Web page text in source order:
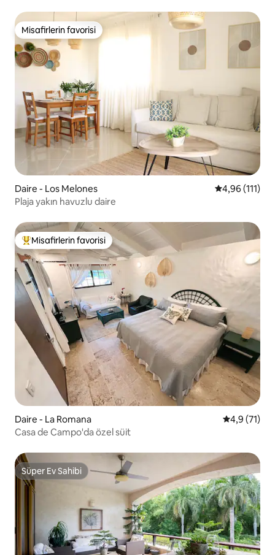
Misafirlerin favorisi
Misafirlerin favorisi
Daire - Los Melones 5 üzerinden
4,96 (111)
Plaja yakın havuzlu daire
Misafirlerin favorilerinden en beğenilenler arasında
Misafirlerin favorisi
Daire - La Romana 54,9 (71)
Casa de Campo'da özel süit
Süper Ev Sahibi
Süper Ev Sahibi